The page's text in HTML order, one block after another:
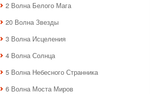
2 Волна Белого Мага
20 Волна Звезды
3 Волна Исцеления
4 Волна Солнца
5 Волна Небесного Странника
6 Волна Моста Миров